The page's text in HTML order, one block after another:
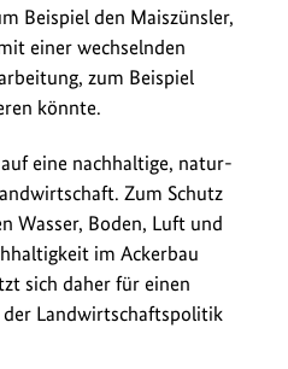
Beispiel den Maiszünsler,
einer wechselnden
zum Beispiel
könnte.
eine nachhaltige, natur-
Zum Schutz
Wasser, Boden, Luft und
im Ackerbau
sich daher für einen
Landwirtschaftspolitik